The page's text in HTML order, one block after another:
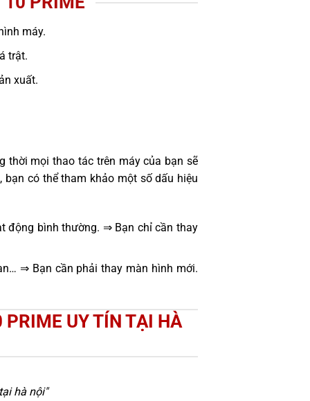
máy.
trật.
xuất.
thời mọi thao tác trên máy của bạn sẽ
có thể tham khảo một số dấu hiệu
động bình thường. ⇒ Bạn chỉ cần thay
⇒ Bạn cần phải thay màn hình mới.
UY TÍN TẠI HÀ
hà nội"